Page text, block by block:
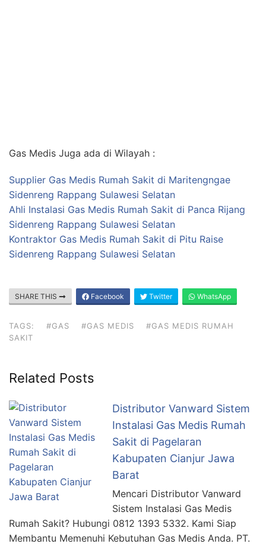
Gas Medis Juga ada di Wilayah :
Supplier Gas Medis Rumah Sakit di Maritengngae
Sidenreng Rappang Sulawesi Selatan
Ahli Instalasi Gas Medis Rumah Sakit di Panca Rijang
Sidenreng Rappang Sulawesi Selatan
Kontraktor Gas Medis Rumah Sakit di Pitu Raise
Sidenreng Rappang Sulawesi Selatan
SHARE THIS Facebook Twitter WhatsApp
TAGS: #GAS #GAS MEDIS
#GAS MEDIS RUMAH
SAKIT
Related Posts
Distributor Vanward Sistem
Instalasi Gas Medis Rumah
Sakit di Pagelaran
Kabupaten Cianjur Jawa
Barat
Mencari Distributor Vanward
Sistem Instalasi Gas Medis
Rumah Sakit? Hubungi 0812 1393 5332. Kami Siap
Membantu Memenuhi Kebutuhan Gas Medis Anda. PT.